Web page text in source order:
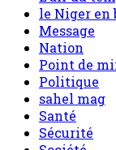
Politique
sahel mag
Santé
Sécurité
Société
Sport
Tech
Tourisme
Tribune